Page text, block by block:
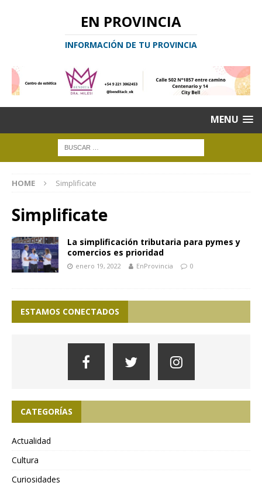
EN PROVINCIA
INFORMACIÓN DE TU PROVINCIA
MENU
HOME Simplificate
Simplificate
La simplificación tributaria para pymes y
comercios es prioridad
enero 19, 2022 EnProvincia 0
ESTAMOS CONECTADOS
CATEGORÍAS
Actualidad
Cultura
Curiosidades